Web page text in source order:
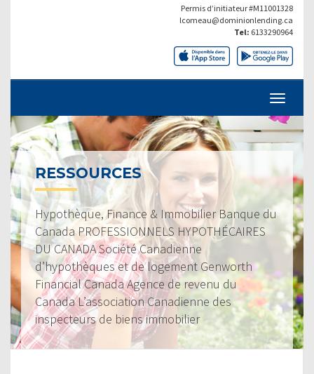
Permis d’initiateur #M11001328
lcomeau@dominionlending.ca
Tel: 6133290964
RESSOURCES
Hypothèque, Finance & Immobilier Banque du
Canada PROFESSIONNELS HYPOTHÉCAIRES
DU CANADA Société Canadienne
d’hypothèques et de logement Genworth
Financial Canada Agence de revenu du
Canada L’association Canadienne des
inspecteurs de biens immobilier